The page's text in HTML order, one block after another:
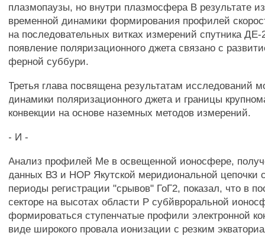
плазмопаузы, но внутри плазмосфера В результате
временной динамики формирования профилей
на последовательных витках измерений спутника ДЕ-
появление поляризационного джета связано с
ферной суббури.
Третья глава посвящена результатам исследований
динамики поляризационного джета и границы
конвекции на основе наземных методов измерений.
- И -
Анализ профилей Ме в освещенной ионосфере,
данных ВЗ и НОР Якутской меридиональной цепочки
периоды регистрации "срывов" ГоГ2, показал, что в
секторе на высотах области Р субйвроральной
формироваться ступенчатые профили электронной
виде широкого провала ионизации с резким